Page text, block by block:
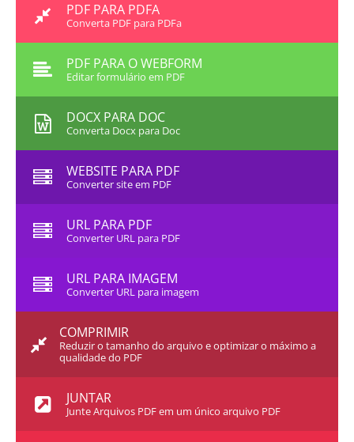
PDF PARA PDFA
Converta PDF para PDFa
PDF PARA O WEBFORM
Editar formulário em PDF
DOCX PARA DOC
Converta Docx para Doc
WEBSITE PARA PDF
Converter site em PDF
URL PARA PDF
Converter URL para PDF
URL PARA IMAGEM
Converter URL para imagem
COMPRIMIR
Reduzir o tamanho do arquivo e optimizar o máximo a
qualidade do PDF
JUNTAR
Junte Arquivos PDF em um único arquivo PDF